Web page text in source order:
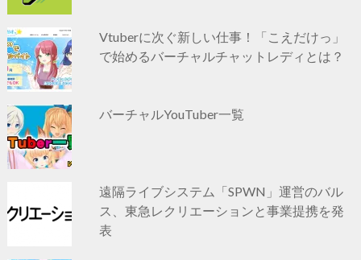
Vtuberに次ぐ新しい仕事！「こえだけっ」
で始めるバーチャルチャットレディとは？
バーチャルYouTuber一覧
遠隔ライブシステム「SPWN」運営のバル
ス、東急レクリエーションと事業提携を発
表